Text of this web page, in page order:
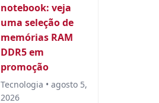
notebook: veja
uma seleção de
memórias RAM
DDR5 em
promoção
Tecnologia • agosto 5,
2026